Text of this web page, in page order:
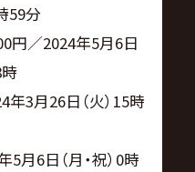
59分
円／2024年5月6日
年3月26日（火）15時
月6日（月・祝）0時